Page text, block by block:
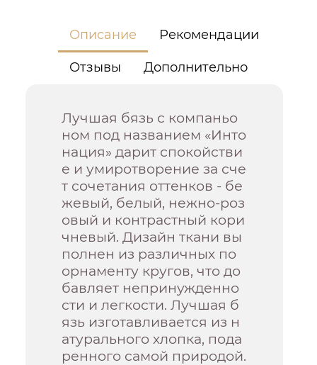
Описание Рекомендации
Отзывы Дополнительно
Лучшая бязь с компаньо
ном под названием «Инто
нация» дарит спокойстви
е и умиротворение за сче
т сочетания оттенков - бе
жевый, белый, нежно-роз
овый и контрастный кори
чневый. Дизайн ткани вы
полнен из различных по
орнаменту кругов, что до
бавляет непринужденно
сти и легкости. Лучшая б
язь изготавливается из н
атурального хлопка, пода
ренного самой природой.